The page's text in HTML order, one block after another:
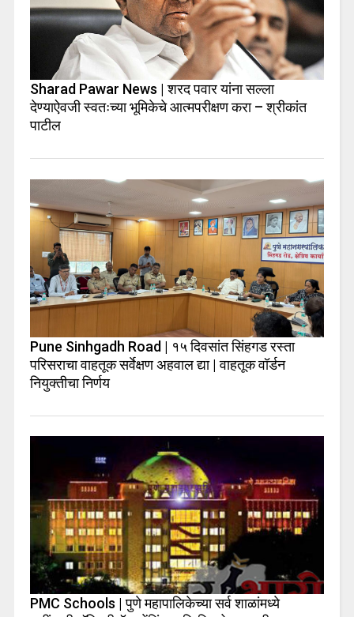
Sharad Pawar News | शरद पवार यांना सल्ला
देण्याऐवजी स्वतःच्या भूमिकेचे आत्मपरीक्षण करा – श्रीकांत
पाटील
Pune Sinhgadh Road | १५ दिवसांत सिंहगड रस्ता
परिसराचा वाहतूक सर्वेक्षण अहवाल द्या | वाहतूक वॉर्डन
नियुक्तीचा निर्णय
PMC Schools | पुणे महापालिकेच्या सर्व शाळांमध्ये